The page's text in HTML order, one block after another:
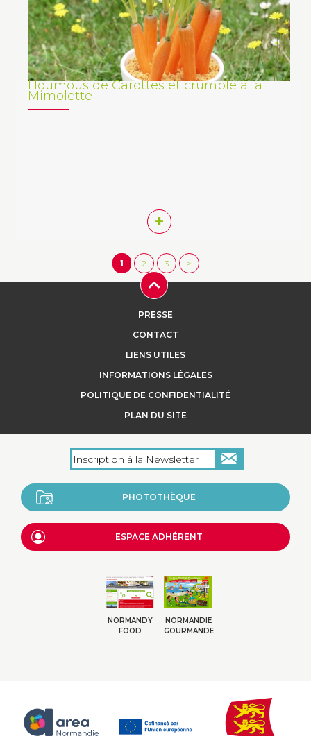
Houmous de Carottes et crumble à la
Mimolette
…
+
1 2 3 >
PRESSE
CONTACT
LIENS UTILES
INFORMATIONS LÉGALES
POLITIQUE DE CONFIDENTIALITÉ
PLAN DU SITE
PHOTOTHÈQUE
ESPACE ADHÉRENT
NORMANDY
FOOD
NORMANDIE
GOURMANDE